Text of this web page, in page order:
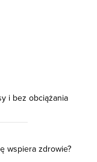
i bez obciążania
wspiera zdrowie?